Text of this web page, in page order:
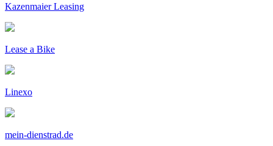
Kazenmaier Leasing
Lease a Bike
Linexo
mein-dienstrad.de